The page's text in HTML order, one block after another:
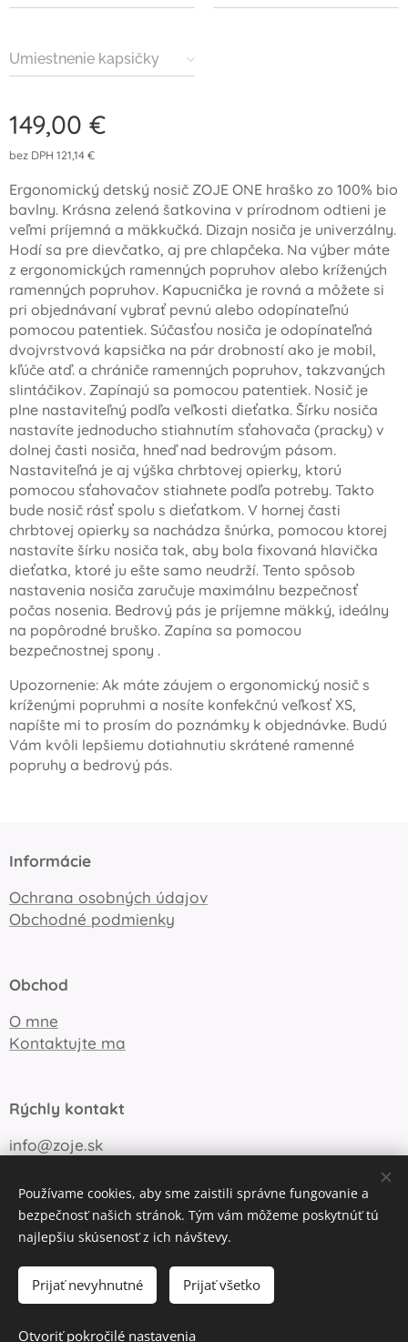
Umiestnenie kapsičky
149,00 €
bez DPH 121,14 €
Do košíka
Ergonomický detský nosič ZOJE ONE hraško zo 100% bio
bavlny. Krásna zelená šatkovina v prírodnom odtieni je
veľmi príjemná a mäkkučká. Dizajn nosiča je univerzálny.
Hodí sa pre dievčatko, aj pre chlapčeka. Na výber máte
z ergonomických ramenných popruhov alebo krížených
ramenných popruhov. Kapucnička je rovná a môžete si
pri objednávaní vybrať pevnú alebo odopínateľnú
pomocou patentiek. Súčasťou nosiča je odopínateľná
dvojvrstvová kapsička na pár drobností ako je mobil,
kľúče atď. a chrániče ramenných popruhov, takzvaných
slintáčikov. Zapínajú sa pomocou patentiek. Nosič je
plne nastaviteľný podľa veľkosti dieťatka. Šírku nosiča
nastavíte jednoducho stiahnutím sťahovača (pracky) v
dolnej časti nosiča, hneď nad bedrovým pásom.
Nastaviteľná je aj výška chrbtovej opierky, ktorú
pomocou sťahovačov stiahnete podľa potreby. Takto
bude nosič rásť spolu s dieťatkom. V hornej časti
chrbtovej opierky sa nachádza šnúrka, pomocou ktorej
nastavíte šírku nosiča tak, aby bola fixovaná hlavička
dieťatka, ktoré ju ešte samo neudrží. Tento spôsob
nastavenia nosiča zaručuje maximálnu bezpečnosť
počas nosenia. Bedrový pás je príjemne mäkký, ideálny
na popôrodné bruško. Zapína sa pomocou
bezpečnostnej spony .
Upozornenie: Ak máte záujem o ergonomický nosič s
kríženými popruhmi a nosíte konfekčnú veľkosť XS,
napíšte mi to prosím do poznámky k objednávke. Budú
Vám kvôli lepšiemu dotiahnutiu skrátené ramenné
popruhy a bedrový pás.
Informácie
Ochrana osobných údajov
Obchodné podmienky
Obchod
O mne
Kontaktujte ma
Rýchly kontakt
info@zoje.sk
Obchodné podmienky
Ochrana súkromia
Cookies
Používame cookies, aby sme zaistili správne fungovanie a
bezpečnosť našich stránok. Tým vám môžeme poskytnúť tú
najlepšiu skúsenosť z ich návštevy.
Prijať nevyhnutné Prijať všetko
Otvoriť pokročilé nastavenia